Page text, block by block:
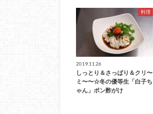
料理
2019.11.26
しっとり＆さっぱり＆クリ〜
ミ〜〜☆冬の優等生「白子ち
ゃん」ポン酢がけ